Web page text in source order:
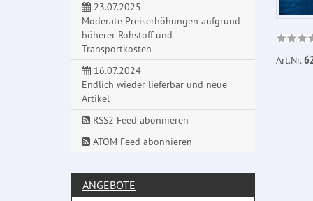
Art.Nr.
23.07.2025
Moderate Preiserhöhungen aufgrund
höherer Rohstoff und
Transportkosten
16.07.2024
Endlich wieder lieferbar und neue
Artikel
RSS2 Feed abonnieren
ATOM Feed abonnieren
ANGEBOTE